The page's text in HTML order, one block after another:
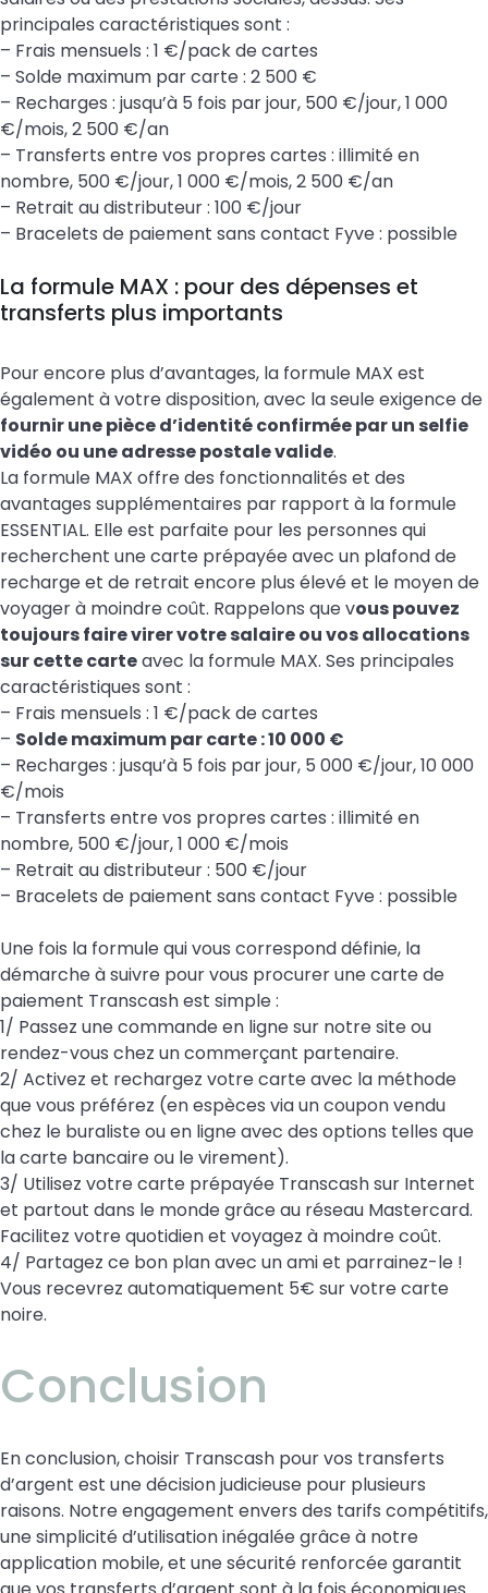
principales caractéristiques sont :
– Frais mensuels : 1 €/pack de cartes
– Solde maximum par carte : 2 500 €
– Recharges : jusqu’à 5 fois par jour, 500 €/jour, 1 000
€/mois, 2 500 €/an
– Transferts entre vos propres cartes : illimité en
nombre, 500 €/jour, 1 000 €/mois, 2 500 €/an
– Retrait au distributeur : 100 €/jour
– Bracelets de paiement sans contact Fyve : possible
La formule MAX : pour des dépenses et
transferts plus importants
Pour encore plus d’avantages, la formule MAX est
également à votre disposition, avec la seule exigence de
fournir une pièce d’identité confirmée par un selfie
vidéo ou une adresse postale valide.
La formule MAX offre des fonctionnalités et des
avantages supplémentaires par rapport à la formule
ESSENTIAL. Elle est parfaite pour les personnes qui
recherchent une carte prépayée avec un plafond de
recharge et de retrait encore plus élevé et le moyen de
voyager à moindre coût. Rappelons que vous pouvez
toujours faire virer votre salaire ou vos allocations
sur cette carteavec la formule MAX. Ses principales
caractéristiques sont :
– Frais mensuels : 1 €/pack de cartes
– Solde maximum par carte : 10 000 €
– Recharges : jusqu’à 5 fois par jour, 5 000 €/jour, 10 000
€/mois
– Transferts entre vos propres cartes : illimité en
nombre, 500 €/jour, 1 000 €/mois
– Retrait au distributeur : 500 €/jour
– Bracelets de paiement sans contact Fyve : possible
Une fois la formule qui vous correspond définie, la
démarche à suivre pour vous procurer une carte de
paiement Transcash est simple :
1/ Passez une commande en ligne sur notre site ou
rendez-vous chez un commerçant partenaire.
2/ Activez et rechargez votre carte avec la méthode
que vous préférez (en espèces via un coupon vendu
chez le buraliste ou en ligne avec des options telles que
la carte bancaire ou le virement).
3/ Utilisez votre carte prépayée Transcash sur Internet
et partout dans le monde grâce au réseau Mastercard.
Facilitez votre quotidien et voyagez à moindre coût.
4/ Partagez ce bon plan avec un ami et parrainez-le !
Vous recevrez automatiquement 5€ sur votre carte
noire.
Conclusion
En conclusion, choisir Transcash pour vos transferts
d’argent est une décision judicieuse pour plusieurs
raisons. Notre engagement envers des tarifs compétitifs,
une simplicité d’utilisation inégalée grâce à notre
application mobile, et une sécurité renforcée garantit